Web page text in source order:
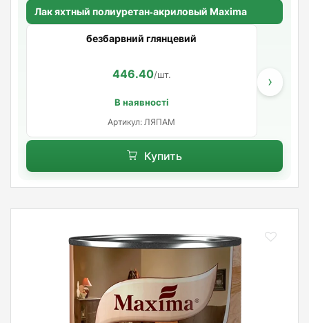
Лак яхтный полиуретан‑акриловый Maxima
безбарвний глянцевий
446.40/шт.
В наявності
Артикул: ЛЯПАМ
›
Купить